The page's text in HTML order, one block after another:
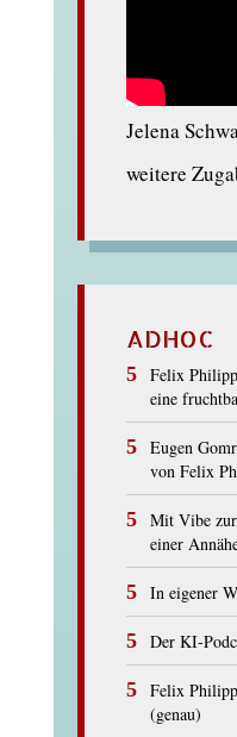
Jelena
weitere
ADHOC
Felix
eine
Eugen
von Felix
Mit Vibe
einer
In eigener
Der KI-
Felix
(genau)